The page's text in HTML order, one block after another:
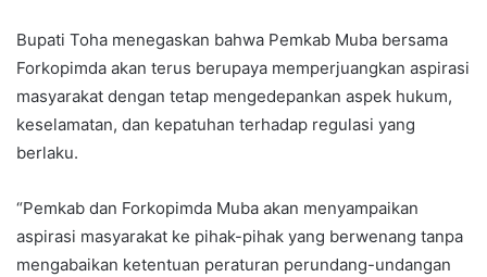
Bupati Toha menegaskan bahwa Pemkab Muba bersama
Forkopimda akan terus berupaya memperjuangkan aspirasi
masyarakat dengan tetap mengedepankan aspek hukum,
keselamatan, dan kepatuhan terhadap regulasi yang
berlaku.
“Pemkab dan Forkopimda Muba akan menyampaikan
aspirasi masyarakat ke pihak-pihak yang berwenang tanpa
mengabaikan ketentuan peraturan perundang-undangan